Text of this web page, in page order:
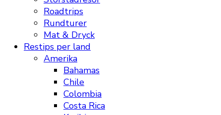
Roadtrips
Rundturer
Mat & Dryck
Restips per land
Amerika
Bahamas
Chile
Colombia
Costa Rica